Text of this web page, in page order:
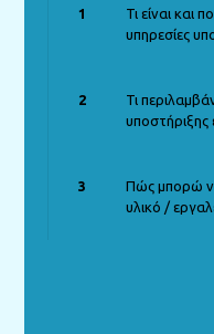
1
Τι είναι και
υπηρεσίες
2
Τι
υποστήριξης
3
Πώς μπορώ
υλικό /